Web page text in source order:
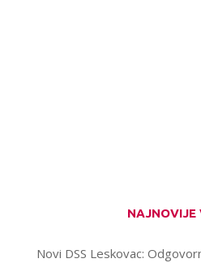
NAJNOVIJE
Novi DSS Leskovac: